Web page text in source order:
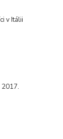
v Itálii